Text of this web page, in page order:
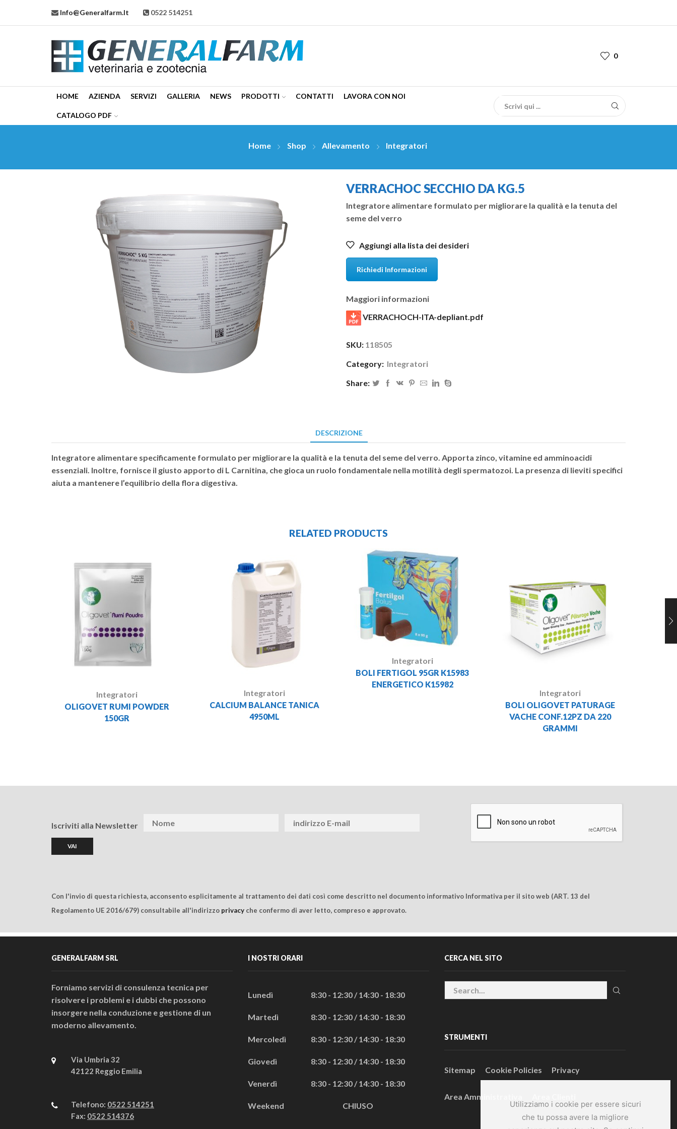
Utilizziamo i cookie per essere sicuri
che tu possa avere la migliore
Info@generalfarm.it 0522 514251
0
HOME AZIENDA SERVIZI GALLERIA NEWS PRODOTTI CONTATTI LAVORA CON NOI
CATALOGO PDF
Home Shop Allevamento Integratori
VERRACHOC SECCHIO DA KG.5
Integratore alimentare formulato per migliorare la qualità e la tenuta del
seme del verro
Aggiungi alla lista dei desideri
Richiedi Informazioni
Maggiori informazioni
VERRACHOCH-ITA-depliant.pdf
SKU: 118505
Category: Integratori
Share:
DESCRIZIONE
Integratore alimentare specificamente formulato per migliorare la qualità e la tenuta del seme del verro. Apporta zinco, vitamine ed amminoacidi
essenziali. Inoltre, fornisce il giusto apporto di L Carnitina, che gioca un ruolo fondamentale nella motilità degli spermatozoi. La presenza di lieviti specifici
aiuta a mantenere l’equilibrio della flora digestiva.
RELATED PRODUCTS
Integratori
OLIGOVET RUMI POWDER
150GR
Integratori
CALCIUM BALANCE TANICA
4950ML
Integratori
BOLI FERTIGOL 95GR K15983
ENERGETICO K15982
Integratori
BOLI OLIGOVET PATURAGE
VACHE CONF.12PZ DA 220
GRAMMI
Iscriviti alla Newsletter
Con l'invio di questa richiesta, acconsento esplicitamente al trattamento dei dati così come descritto nel documento informativo Informativa per il sito web (ART. 13 del
Regolamento UE 2016/679) consultabile all'indirizzo privacy che confermo di aver letto, compreso e approvato.
GENERALFARM SRL
Forniamo servizi di consulenza tecnica per
risolvere i problemi e i dubbi che possono
insorgere nella conduzione e gestione di un
moderno allevamento.
Via Umbria 32
42122 Reggio Emilia
Telefono: 0522 514251
Fax: 0522 514376
I NOSTRI ORARI
Lunedì 8:30 - 12:30 / 14:30 - 18:30
Martedì 8:30 - 12:30 / 14:30 - 18:30
Mercoledì 8:30 - 12:30 / 14:30 - 18:30
Giovedì 8:30 - 12:30 / 14:30 - 18:30
Venerdì 8:30 - 12:30 / 14:30 - 18:30
Weekend CHIUSO
CERCA NEL SITO
STRUMENTI
Sitemap Cookie Policies Privacy
Area Amministrativa